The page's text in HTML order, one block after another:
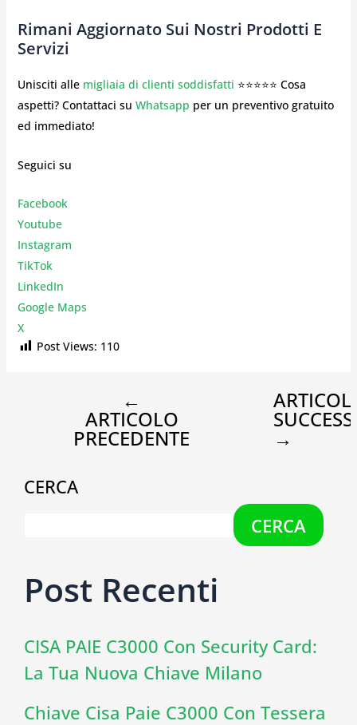
Rimani Aggiornato Sui Nostri Prodotti E
Servizi
Unisciti alle migliaia di clienti soddisfatti ⭐⭐⭐⭐⭐ Cosa
aspetti? Contattaci su Whatsapp per un preventivo gratuito
ed immediato!
Seguici su
Facebook
Youtube
Instagram
TikTok
LinkedIn
Google Maps
X
Post Views: 110
←
ARTICOLO
PRECEDENTE →
CERCA
CERCA
Post Recenti
CISA PAIE C3000 Con Security Card:
La Tua Nuova Chiave Milano
Chiave Cisa Paie C3000 Con Tessera